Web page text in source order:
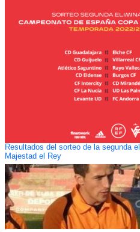
Resultados del sorteo de la segunda
Majestad el Rey